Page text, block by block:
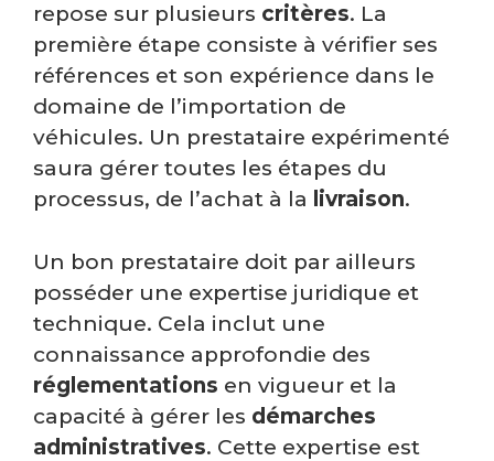
repose sur plusieurs critères. La
première étape consiste à vérifier ses
références et son expérience dans le
domaine de l’importation de
véhicules. Un prestataire expérimenté
saura gérer toutes les étapes du
processus, de l’achat à la livraison.
Un bon prestataire doit par ailleurs
posséder une expertise juridique et
technique. Cela inclut une
connaissance approfondie des
réglementations en vigueur et la
capacité à gérer les démarches
administratives. Cette expertise est